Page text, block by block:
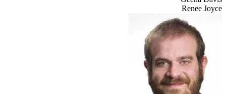
Renee Joyce